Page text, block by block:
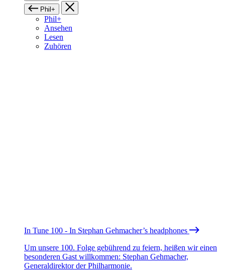
Phil+
Phil+
Ansehen
Lesen
Zuhören
In Tune 100 - In Stephan Gehmacher’s headphones
Um unsere 100. Folge gebührend zu feiern, heißen wir einen
besonderen Gast willkommen: Stephan Gehmacher,
Generaldirektor der Philharmonie.